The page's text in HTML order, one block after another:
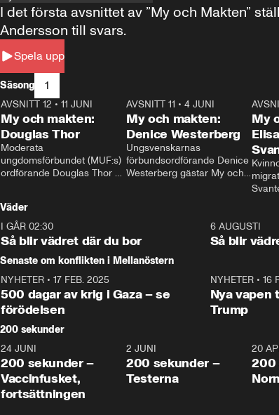
Spela upp
I det första avsnittet av ”My och Makten”
Andersson till svars.
Säsong 1
26:27
AVSNITT 12 • 11 JUNI
My och makten:
Douglas Thor
Moderata
ungdomsförbundet (MUF:s)
ordförande Douglas Thor
tonårsutvisningarna och hur
Moderaterna ska locka
väljare till valet i höst.
23:40
AVSNITT 11 •4 JUNI
My och makten:
Denice Westerberg
Ungsvenskarnas
förbundsordförande Denice
Westerberg gästar My och
My
Väder
I GÅR 02:30
Så blir vädret där du bor
6 AUGUSTI
Så blir
Senaste om konflikten i Mellanöstern
NYHETER • 17 FEB. 2025
500 dagar av krig i Gaza – se
förödelsen
NYHETER• 16
Nya vapen
Trump
200 sekunder
5:00
24 JUNI
200 sekunder –
Vaccinfusket,
fortsättningen
4:23
2 JUNI
200 sekunder –
Testerna
20
200